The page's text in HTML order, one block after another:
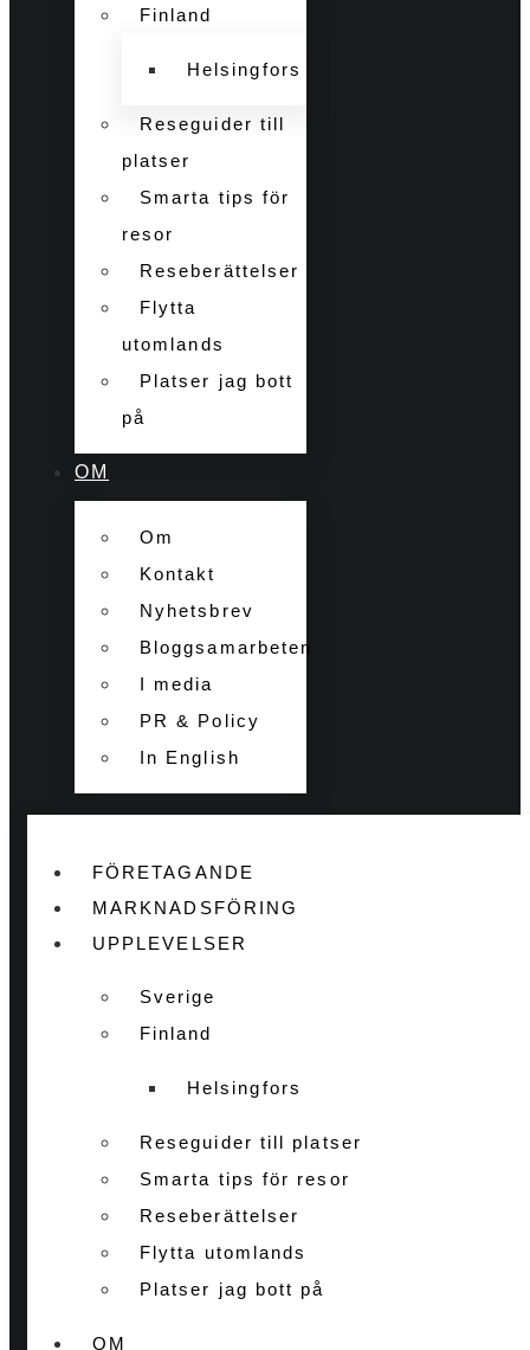
Finland
Helsingfors
Reseguider till
platser
Smarta tips för
resor
Reseberättelser
Flytta
utomlands
Platser jag bott
på
OM
Om
Kontakt
Nyhetsbrev
Bloggsamarbeten
I media
PR & Policy
In English
FÖRETAGANDE
MARKNADSFÖRING
UPPLEVELSER
Sverige
Finland
Helsingfors
Reseguider till platser
Smarta tips för resor
Reseberättelser
Flytta utomlands
Platser jag bott på
OM